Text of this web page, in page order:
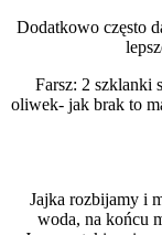
Dodatkowo często
Farsz: 2 szklanki
oliwek- jak brak to
Jajka rozbijamy i
woda, na końcu